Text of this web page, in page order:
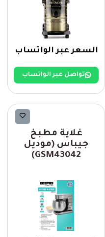
السعر عبر الواتساب
تواصل عبر الواتساب
غلاية مطبخ
جيباس (موديل
GSM43042)